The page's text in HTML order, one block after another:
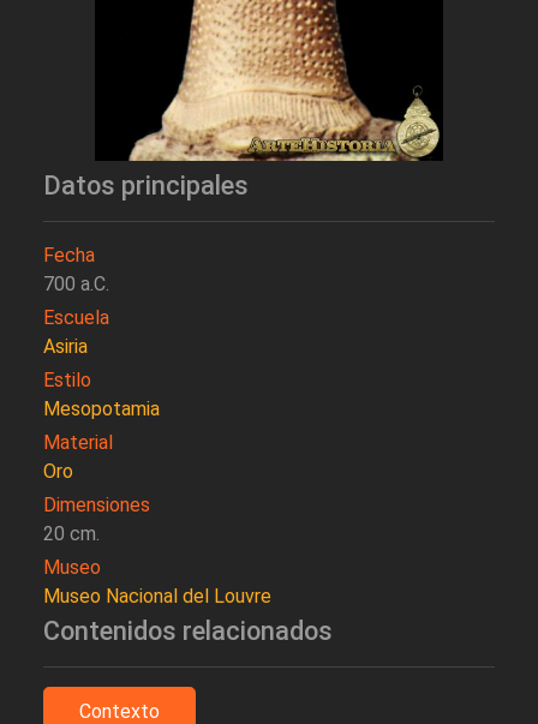
Datos principales
Fecha
700 a.C.
Escuela
Asiria
Estilo
Mesopotamia
Material
Oro
Dimensiones
20 cm.
Museo
Museo Nacional del Louvre
Contenidos relacionados
Contexto